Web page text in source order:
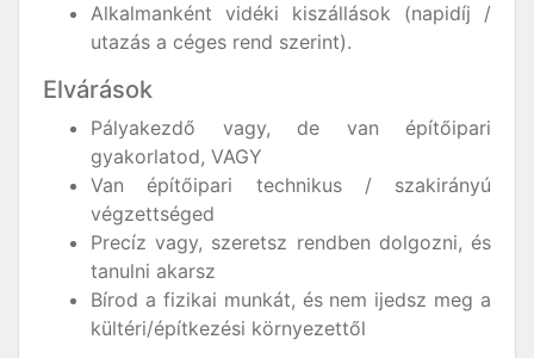
Alkalmanként vidéki kiszállások (napidíj /
utazás a céges rend szerint).
Elvárások
Pályakezdő vagy, de van építőipari
gyakorlatod, VAGY
Van építőipari technikus / szakirányú
végzettséged
Precíz vagy, szeretsz rendben dolgozni, és
tanulni akarsz
Bírod a fizikai munkát, és nem ijedsz meg a
kültéri/építkezési környezettől